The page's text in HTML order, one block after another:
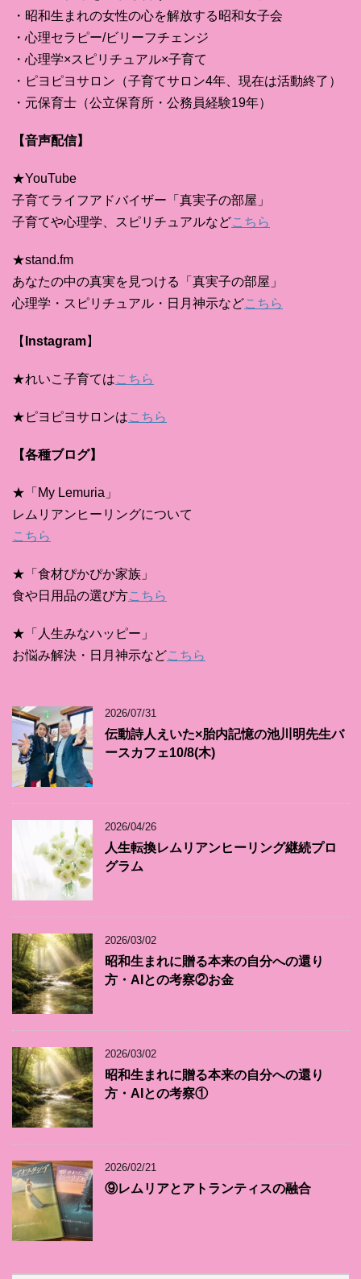
・昭和生まれの女性の心を解放する昭和女子会
・心理セラピー/ビリーフチェンジ
・心理学×スピリチュアル×子育て
・ピヨピヨサロン（子育てサロン4年、現在は活動終了）
・元保育士（公立保育所・公務員経験19年）
【音声配信】
★YouTube
子育てライフアドバイザー「真実子の部屋」
子育てや心理学、スピリチュアルなどこちら
★stand.fm
あなたの中の真実を見つける「真実子の部屋」
心理学・スピリチュアル・日月神示などこちら
【 Instagram】
★れいこ子育てはこちら
★ピヨピヨサロンはこちら
【各種ブログ】
★「My Lemuria」
レムリアンヒーリングについて
こちら
★「食材ぴかぴか家族」
食や日用品の選び方こちら
★「人生みなハッピー」
お悩み解決・日月神示などこちら
2026/07/31
伝動詩人えいた×胎内記憶の池川明先生バ
ースカフェ10/8(木)
2026/04/26
人生転換レムリアンヒーリング継続プロ
グラム
2026/03/02
昭和生まれに贈る本来の自分への還り
方・AIとの考察②お金
2026/03/02
昭和生まれに贈る本来の自分への還り
方・AIとの考察①
2026/02/21
⑨レムリアとアトランティスの融合